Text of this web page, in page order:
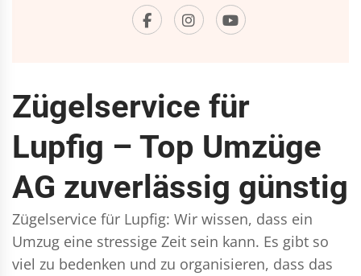
Zügelservice für
Lupfig – Top Umzüge
AG zuverlässig günstig
Zügelservice für Lupfig: Wir wissen, dass ein
Umzug eine stressige Zeit sein kann. Es gibt so
viel zu bedenken und zu organisieren, dass das